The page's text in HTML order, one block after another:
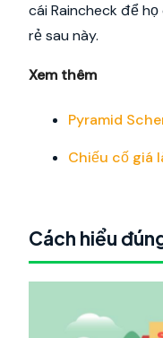
cái Raincheck để
rẻ sau này.
Xem thêm
Pyramid
Chiếu cố giá
Cách hiểu